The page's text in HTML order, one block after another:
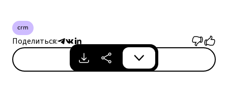
crm
Поделиться:
Скачать